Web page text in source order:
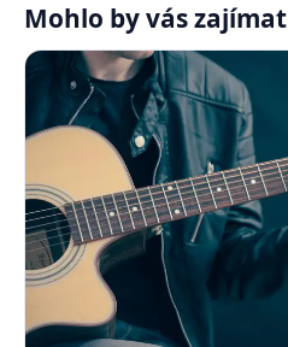
Mohlo by vás zajímat